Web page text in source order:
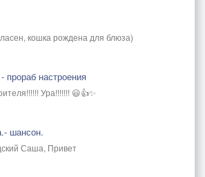
кошка рождена для блюза)
прораб настроения
Ура!!!!!!! 😃👍✨
шансон.
Саша, Привет